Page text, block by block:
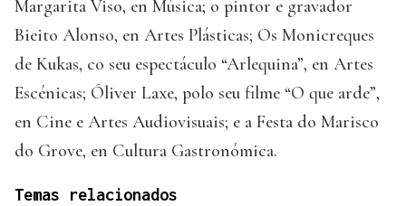
Margarita Viso, en Música; o pintor e gravador
Bieito Alonso, en Artes Plásticas; Os Monicreques
de Kukas, co seu espectáculo “Arlequina”, en Artes
Escénicas; Óliver Laxe, polo seu filme “O que arde”,
en Cine e Artes Audiovisuais; e a Festa do Marisco
do Grove, en Cultura Gastronómica.
Temas relacionados